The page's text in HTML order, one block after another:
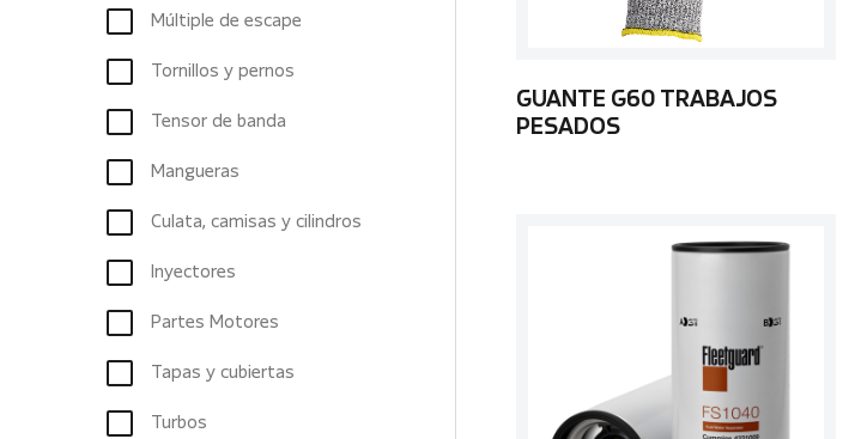
Múltiple de escape
Tornillos y pernos
Tensor de banda
Mangueras
Culata, camisas y cilindros
Inyectores
Partes Motores
Tapas y cubiertas
Turbos
GUANTE G60 TRABAJOS
PESADOS